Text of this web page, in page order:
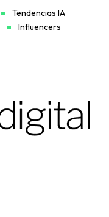
Tendencias IA
Influencers